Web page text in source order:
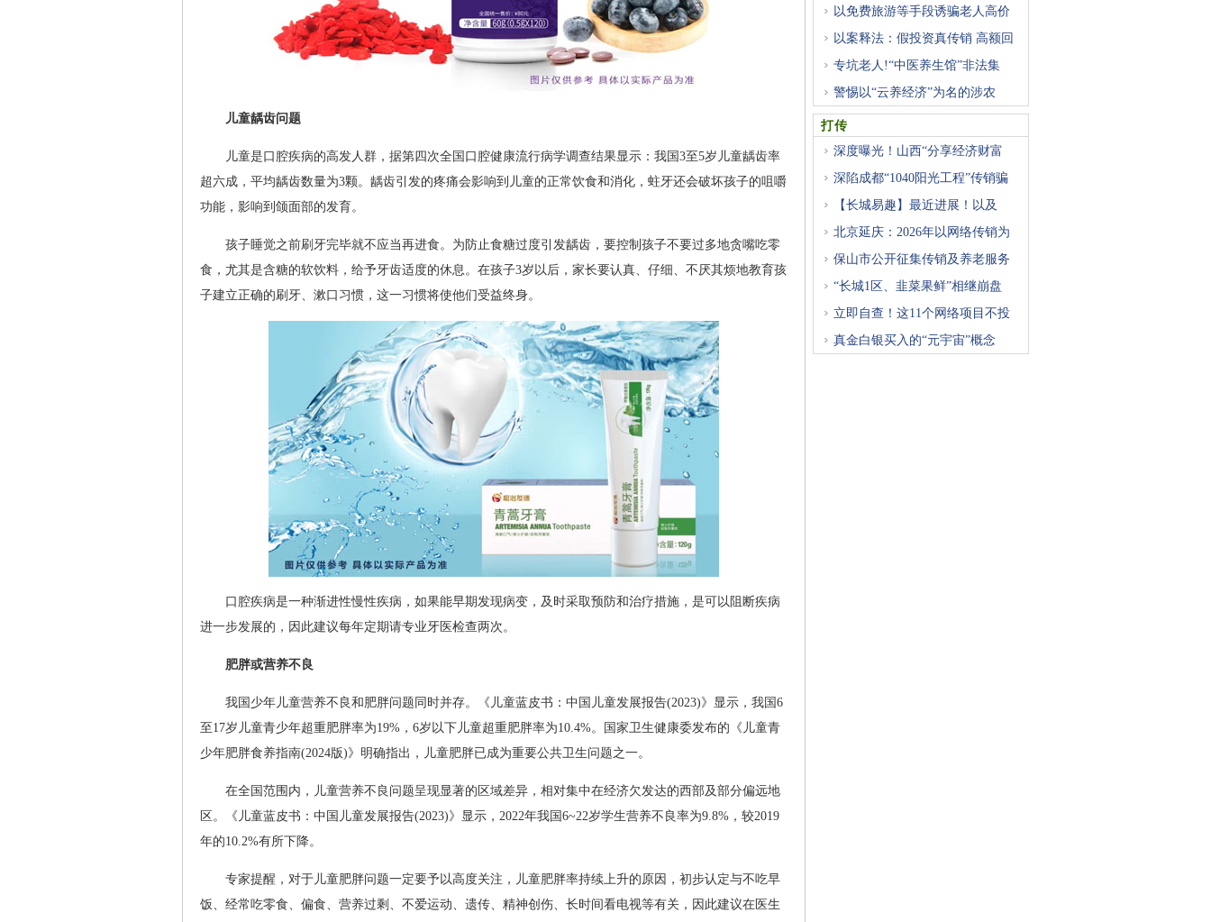
儿童龋齿问题
儿童是口腔疾病的高发人群，据第四次全国口腔健康流行病学调查结果显示：我国3至5岁儿童龋齿率
超六成，平均龋齿数量为3颗。龋齿引发的疼痛会影响到儿童的正常饮食和消化，蛀牙还会破坏孩子的咀嚼
功能，影响到颌面部的发育。
孩子睡觉之前刷牙完毕就不应当再进食。为防止食糖过度引发龋齿，要控制孩子不要过多地贪嘴吃零
食，尤其是含糖的软饮料，给予牙齿适度的休息。在孩子3岁以后，家长要认真、仔细、不厌其烦地教育孩
子建立正确的刷牙、漱口习惯，这一习惯将使他们受益终身。
口腔疾病是一种渐进性慢性疾病，如果能早期发现病变，及时采取预防和治疗措施，是可以阻断疾病
进一步发展的，因此建议每年定期请专业牙医检查两次。
肥胖或营养不良
我国少年儿童营养不良和肥胖问题同时并存。《儿童蓝皮书：中国儿童发展报告(2023)》显示，我国6
至17岁儿童青少年超重肥胖率为19%‌，6岁以下儿童超重肥胖率为10.4%。国家卫生健康委发布的《儿童青
少年肥胖食养指南(2024版)》明确指出，儿童肥胖已成为重要公共卫生问题之一。
在全国范围内，儿童营养不良问题呈现显著的区域差异，相对集中在经济欠发达的西部及部分偏远地
区。《儿童蓝皮书：中国儿童发展报告(2023)》显示，2022年我国6~22岁学生营养不良率为9.8%，较2019
年的10.2%有所下降。
专家提醒，对于儿童肥胖问题一定要予以高度关注，儿童肥胖率持续上升的原因，初步认定与不吃早
饭、经常吃零食、偏食、营养过剩、不爱运动、遗传、精神创伤、长时间看电视等有关，因此建议在医生
以免费旅游等手段诱骗老人高价
以案释法：假投资真传销 高额回
专坑老人!“中医养生馆”非法集
警惕以“云养经济”为名的涉农
打传
深度曝光！山西“分享经济财富
深陷成都“1040阳光工程”传销骗
【长城易趣】最近进展！以及
北京延庆：2026年以网络传销为
保山市公开征集传销及养老服务
“长城1区、韭菜果鲜”相继崩盘
立即自查！这11个网络项目不投
真金白银买入的“元宇宙”概念